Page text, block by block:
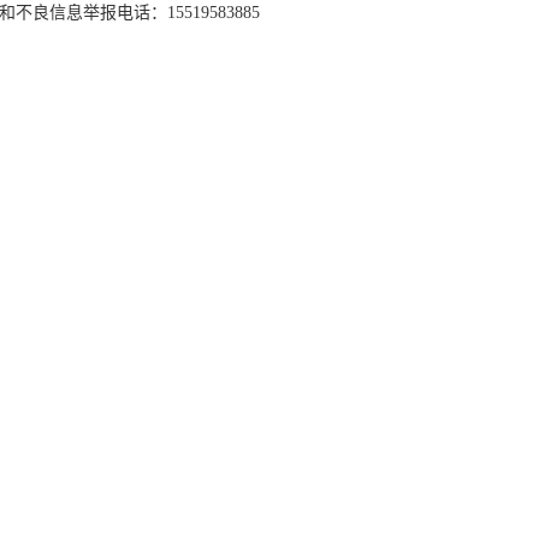
不良信息举报电话：15519583885